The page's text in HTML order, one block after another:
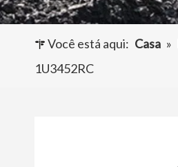
Você está aqui: Casa »
1U3452RC